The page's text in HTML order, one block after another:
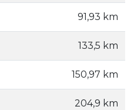
91,93 km
133,5 km
150,97 km
204,9 km